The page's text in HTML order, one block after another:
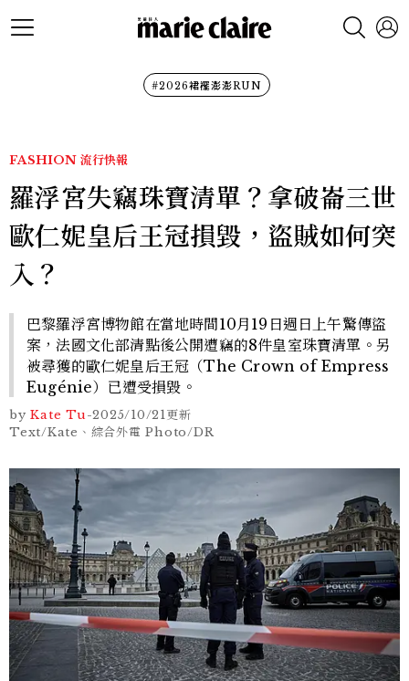
#2026裙襬澎澎RUN
FASHION 流行快報
羅浮宮失竊珠寶清單？拿破崙三世
歐仁妮皇后王冠損毀，盜賊如何突
入？
巴黎羅浮宮博物館在當地時間10月19日週日上午驚傳盜
案，法國文化部清點後公開遭竊的8件皇室珠寶清單。另
被尋獲的歐仁妮皇后王冠（The Crown of Empress
Eugénie）已遭受損毀。
by Kate Tu-2025/10/21更新
Text/Kate、綜合外電 Photo/DR